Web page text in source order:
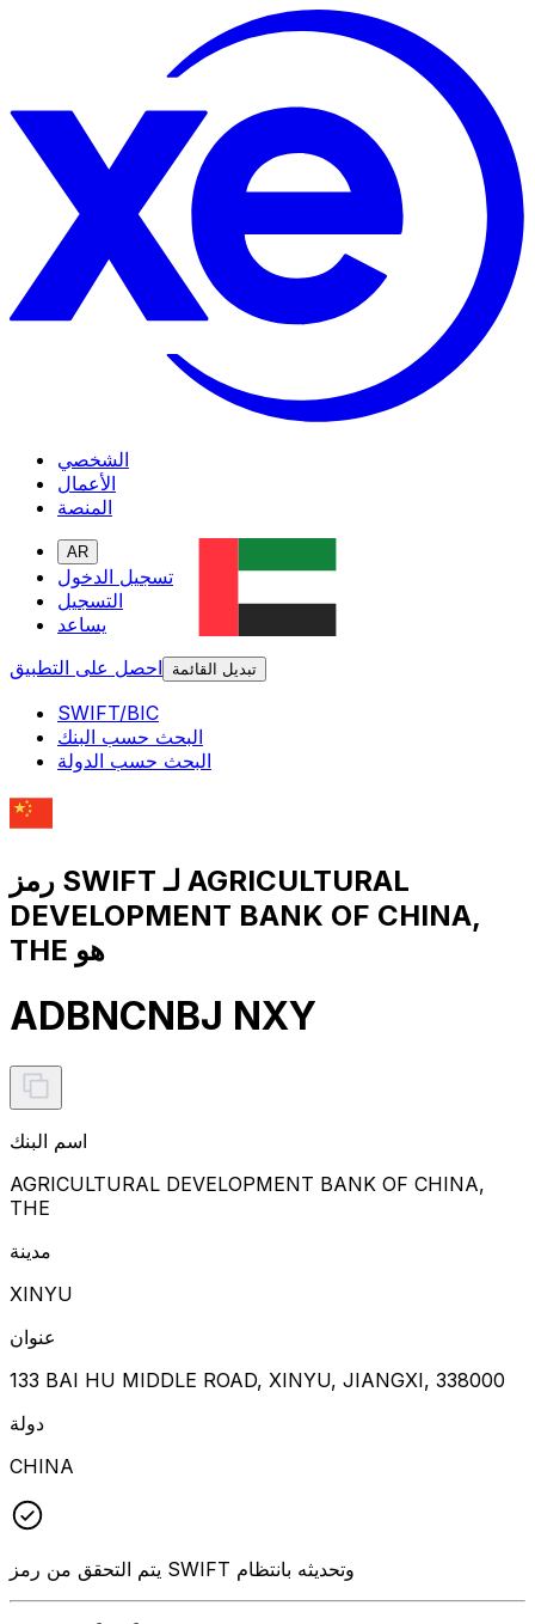
الشخصي
الأعمال
المنصة
AR
تسجيل الدخول
التسجيل
يساعد
احصل على التطبيق
تبديل القائمة
SWIFT/BIC
البحث حسب البنك
البحث حسب الدولة
رمز SWIFT لـ AGRICULTURAL
DEVELOPMENT BANK OF CHINA,
THE هو
ADBNCNBJ NXY
اسم البنك
AGRICULTURAL DEVELOPMENT BANK OF CHINA,
THE
مدينة
XINYU
عنوان
133 BAI HU MIDDLE ROAD, XINYU, JIANGXI, 338000
دولة
CHINA
يتم التحقق من رمز SWIFT وتحديثه بانتظام